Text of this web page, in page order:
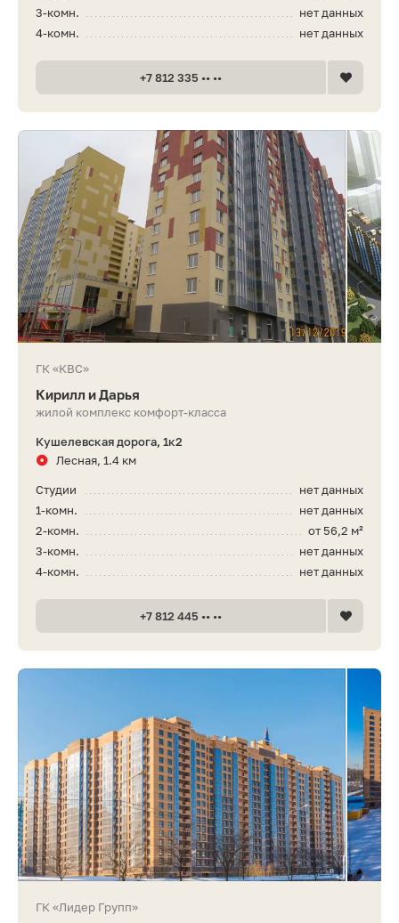
нет данных
3-комн.
нет данных
4-комн.
+7 812 335 •• ••
ГК «КВС»
Кирилл и Дарья
жилой комплекс комфорт-класса
Кушелевская дорога, 1к2
Лесная, 1.4 км
нет данных
Студии
нет данных
1-комн.
от 56,2 м²
2-комн.
нет данных
3-комн.
нет данных
4-комн.
+7 812 445 •• ••
ГК «Лидер Групп»